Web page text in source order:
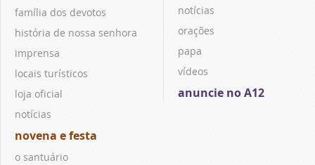
família dos devotos
história de nossa senhora
imprensa
locais turísticos
loja oficial
notícias
novena e festa
o santuário
notícias
orações
papa
vídeos
anuncie no A12